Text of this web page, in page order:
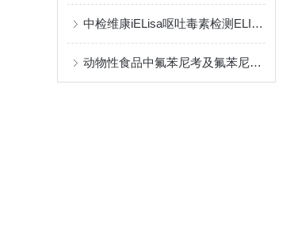
中检维康iELisa呕吐毒素检测ELISA试剂盒概要
动物性食品中氟苯尼考及氟苯尼考胺残留量的测定